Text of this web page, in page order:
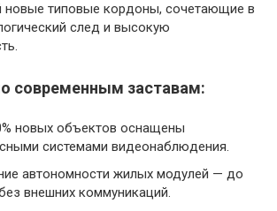
новые типовые кордоны, сочетающие в
след и высокую
современным заставам:
новых объектов оснащены
системами видеонаблюдения.
автономности жилых модулей — до
внешних коммуникаций.